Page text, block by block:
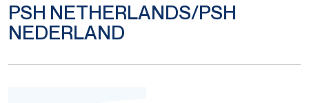
PSH NETHERLANDS/PSH
NEDERLAND